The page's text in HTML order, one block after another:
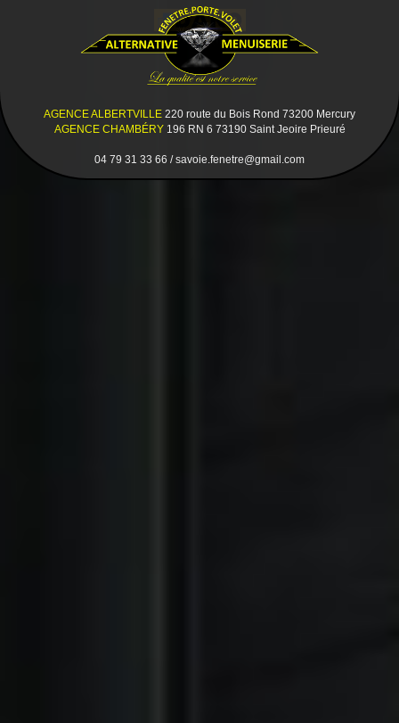
AGENCE ALBERTVILLE 220 route du Bois Rond 73200 Mercury
AGENCE CHAMBÉRY196 RN 6 73190 Saint Jeoire Prieuré
04 79 31 33 66 / savoie.fenetre@gmail.com